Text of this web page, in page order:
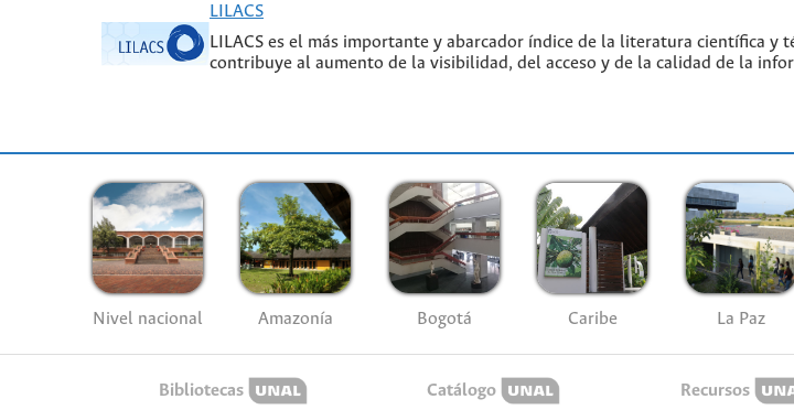
LILACS
LILACS es el más importante y abarcador índice de la literatura científica y
contribuye al aumento de la visibilidad, del acceso y de la calidad de la
Nivel nacional Amazonía Bogotá Caribe La Paz
Bibliotecas Catálogo Recursos